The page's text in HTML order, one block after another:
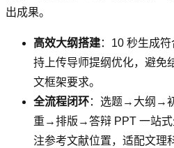
出成果。
高效大纲搭建：10 秒生成
持上传导师提纲优化，避免
文框架要求。
全流程闭环：选题→大纲→
重→排版→答辩 PPT 一站式
注参考文献位置，适配文理